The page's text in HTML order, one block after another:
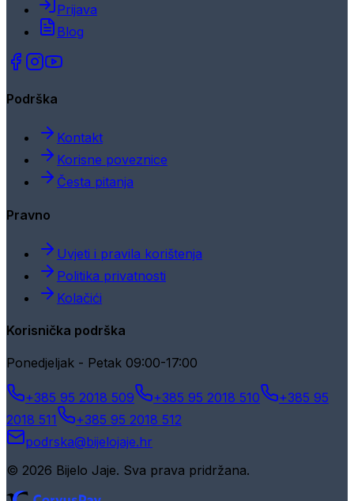
Prijava
Blog
Podrška
Kontakt
Korisne poveznice
Česta pitanja
Pravno
Uvjeti i pravila korištenja
Politika privatnosti
Kolačići
Korisnička podrška
Ponedjeljak - Petak 09:00-17:00
+385 95 2018 509 +385 95 2018 510
+385 95
2018 511
+385 95 2018 512
podrska@bijelojaje.hr
© 2026 Bijelo Jaje. Sva prava pridržana.